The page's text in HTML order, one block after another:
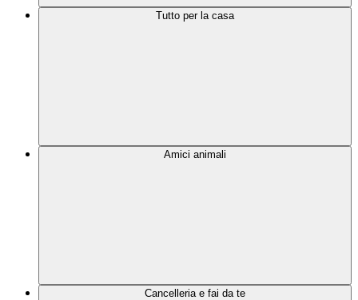
Tutto per la casa
Amici animali
Cancelleria e fai da te